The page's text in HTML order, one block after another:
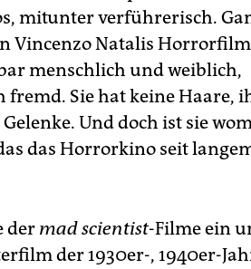
mitunter verführerisch.
Vincenzo Natalis Horrorfilm
menschlich und weiblich,
Sie hat keine Haare,
Und doch ist sie
das Horrorkino seit
der mad scientist-Filme ein
der 1930er-, 1940er-